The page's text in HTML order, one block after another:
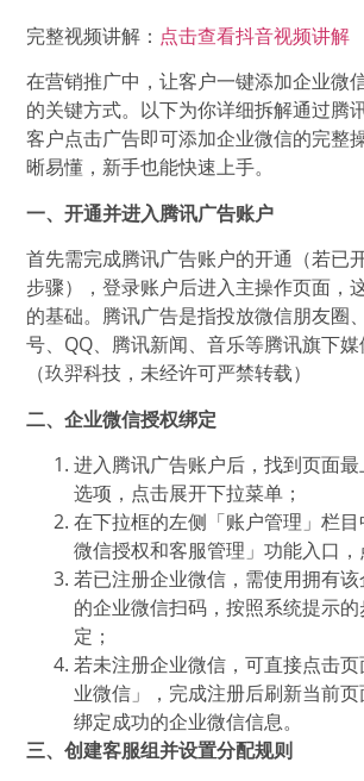
完整视频讲解： 点击查看抖音视频讲解
在营销推广中，让客户一键添加企业微
的关键方式。以下为你详细拆解通过腾
客户点击广告即可添加企业微信的完整
晰易懂，新手也能快速上手。
一、开通并进入腾讯广告账户
首先需完成腾讯广告账户的开通（若已
步骤），登录账户后进入主操作页面，
的基础。腾讯广告是指投放微信朋友圈
号、QQ、腾讯新闻、音乐等腾讯旗下媒
（玖羿科技，未经许可严禁转载）
二、企业微信授权绑定
进入腾讯广告账户后，找到页面最
选项，点击展开下拉菜单；
在下拉框的左侧「账户管理」栏
微信授权和客服管理」功能入口，
若已注册企业微信，需使用拥有
的企业微信扫码，按照系统提示
定；
若未注册企业微信，可直接点击
业微信」，完成注册后刷新当前
绑定成功的企业微信信息。
三、创建客服组并设置分配规则